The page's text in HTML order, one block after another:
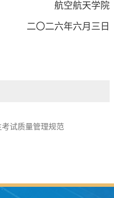
航空航天学院
二〇二六年六月 三 日
试质量管理规范